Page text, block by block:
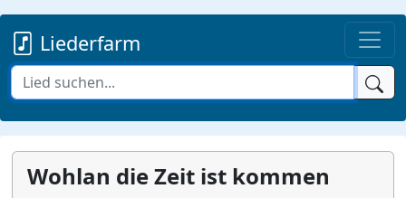
Liederfarm
Wohlan die Zeit ist kommen